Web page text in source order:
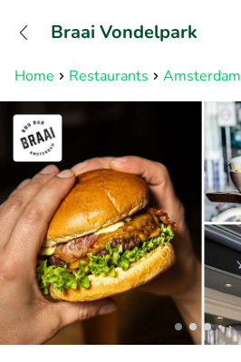
Home Restaurants Amsterdam
Braai Vondelpark